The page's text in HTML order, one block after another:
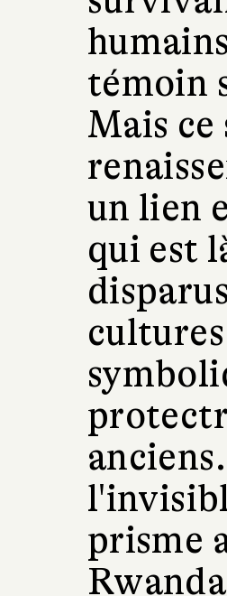
témoin
Mais ce
un lien
qui est
prisme